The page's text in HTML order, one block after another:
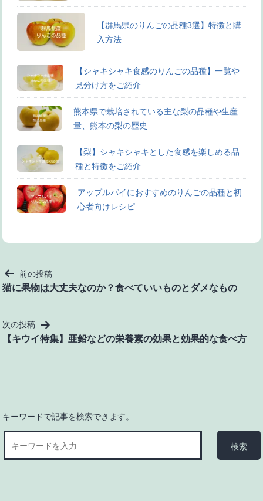
【群馬県のりんごの品種3選】特徴と購
入方法
【シャキシャキ食感のりんごの品種】一覧や
見分け方をご紹介
熊本県で栽培されている主な梨の品種や生産
量、熊本の梨の歴史
【梨】シャキシャキとした食感を楽しめる品
種と特徴をご紹介
アップルパイにおすすめのりんごの品種と初
心者向けレシピ
投
稿
ゲ
ー
前の投稿
猫に果物は大丈夫なのか？食べていいものとダメなもの
次の投稿
【キウイ特集】亜鉛などの栄養素の効果と効果的な食べ方
キーワードで記事を検索できます。